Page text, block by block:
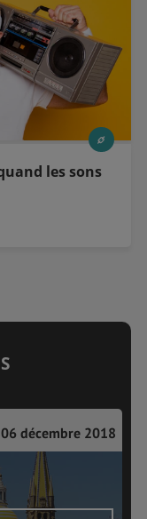
les sons
06 décembre 2018